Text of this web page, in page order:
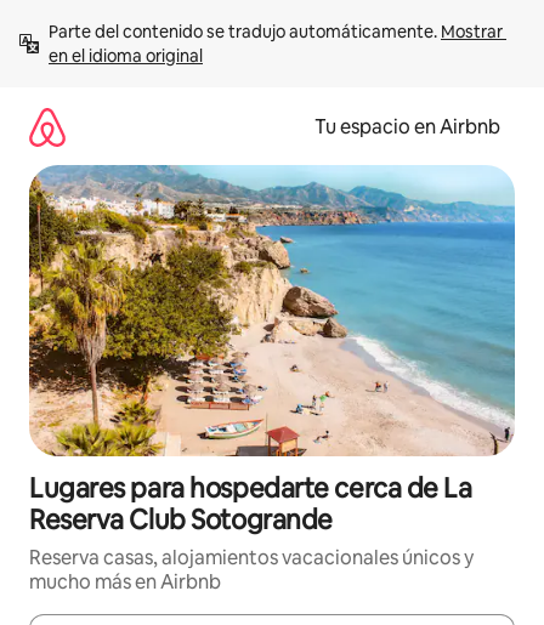
contenido
Parte del contenido se tradujo automáticamente. Mostrar
en el idioma original
Tu espacio en Airbnb
Lugares para hospedarte cerca de La
Reserva Club Sotogrande
Reserva casas, alojamientos vacacionales únicos y
mucho más en Airbnb